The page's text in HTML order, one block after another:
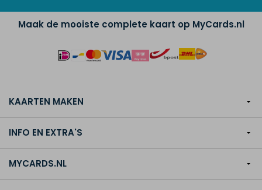
Maak de mooiste complete kaart op MyCards.nl
KAARTEN MAKEN
INFO EN EXTRA'S
MYCARDS.NL